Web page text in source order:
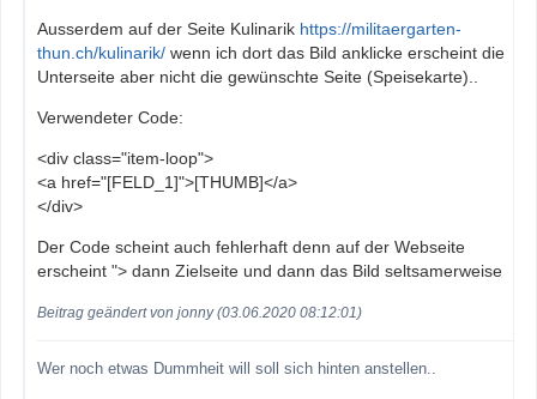
Ausserdem auf der Seite Kulinarik https://militaergarten-
thun.ch/kulinarik/ wenn ich dort das Bild anklicke erscheint die
Unterseite aber nicht die gewünschte Seite (Speisekarte)..
Verwendeter Code:
<div class="item-loop">
<a href="[FELD_1]">[THUMB]</a>
</div>
Der Code scheint auch fehlerhaft denn auf der Webseite
erscheint "> dann Zielseite und dann das Bild seltsamerweise
Beitrag geändert von jonny (03.06.2020 08:12:01)
Wer noch etwas Dummheit will soll sich hinten anstellen..